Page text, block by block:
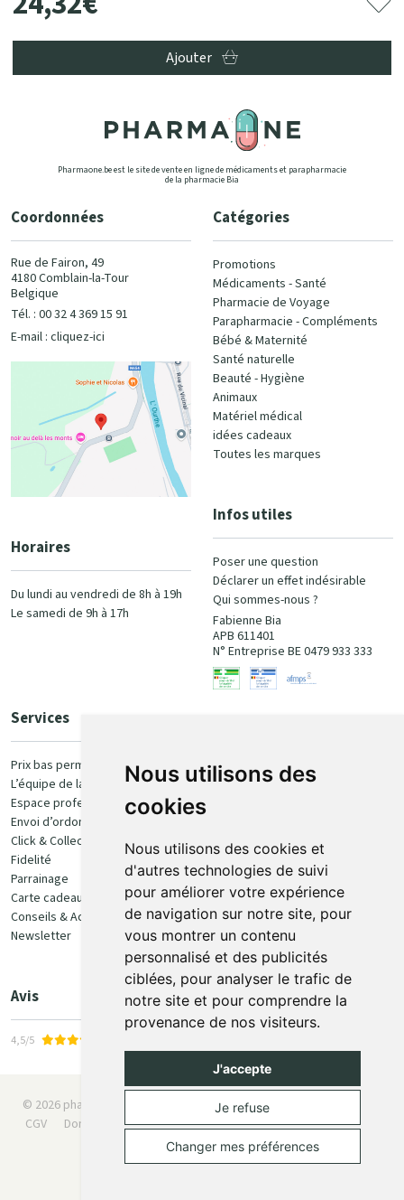
Nous utilisons des
cookies
Nous utilisons des cookies et
d'autres technologies de suivi
pour améliorer votre expérience
de navigation sur notre site, pour
vous montrer un contenu
personnalisé et des publicités
ciblées, pour analyser le trafic de
notre site et pour comprendre la
provenance de nos visiteurs.
J'accepte
Je refuse
Changer mes préférences
Ajouter
Pharmaone.be est le site de vente en ligne de médicaments et parapharmacie
de la pharmacie Bia
Coordonnées
Rue de Fairon, 49
4180 Comblain-la-Tour
Belgique
Tél. : 00 32 4 369 15 91
E-mail : cliquez-ici
Horaires
Du lundi au vendredi de 8h à 19h
Le samedi de 9h à 17h
Catégories
Promotions
Médicaments - Santé
Pharmacie de Voyage
Parapharmacie - Compléments
Bébé & Maternité
Santé naturelle
Beauté - Hygiène
Animaux
Matériel médical
idées cadeaux
Toutes les marques
Infos utiles
Poser une question
Déclarer un effet indésirable
Qui sommes-nous ?
Fabienne Bia
APB 611401
N° Entreprise BE 0479 933 333
Services
Prix bas permanent
L’équipe de la pharmacie
Espace professionnel
Envoi d’ordonnance
Click & Collect
Fidelité
Parrainage
Carte cadeau
Conseils & Actualités
Newsletter
Avis
4,5/5
100% sécurisé
Retrait et livraison
Retrait en Click & Collect
Livraison à domicile
Livraison en Point Relais
© 2026 pharmaone.be Tous droits réservés
CGV
Données personnelles Cookies
Préférences Cookies
Apotekisto